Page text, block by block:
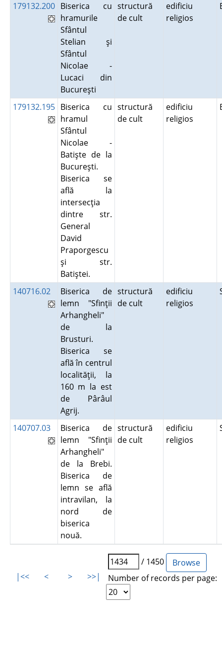
179132.200 Biserica cu
hramurile
Sfântul
Stelian şi
Sfântul
Nicolae -
Lucaci din
Bucureşti
structură
de cult
edificiu
religios
179132.195 Biserica cu
hramul
Sfântul
Nicolae -
Batişte de la
Bucureşti.
Biserica se
află la
intersecţia
dintre str.
General
David
Praporgescu
şi str.
Batiştei.
structură
de cult
edificiu
religios
140716.02
Biserica de
lemn "Sfinţii
Arhangheli"
de la
Brusturi.
Biserica se
află în centrul
localităţii, la
160 m la est
de Pârâul
Agrij.
structură
de cult
edificiu
religios
140707.03
Biserica de
lemn "Sfinţii
Arhangheli"
de la Brebi.
Biserica de
lemn se află
intravilan, la
nord de
biserica
nouă.
structură
de cult
edificiu
religios
|<< < > >>|
/ 1450
Number of records per page: